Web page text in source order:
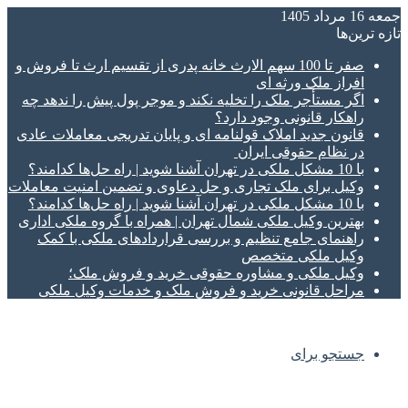
جمعه 16 مرداد 1405
تازه‌ ترین‌ها
صفر تا 100 سهم الارث خانه پدری از تقسیم ارث تا فروش و
افراز ملک ورثه ای
اگر مستأجر ملک را تخلیه نکند و موجر پول پیش را ندهد چه
راهکار قانونی وجود دارد؟
قانون جدید املاک قولنامه ای و پایان تدریجی معاملات عادی
در نظام حقوقی ایران
با 10 مشکل ملکی در تهران آشنا شوید | راه حل‌ها کدامند؟
وکیل برای ملک تجاری و حل دعاوی و تضمین امنیت معاملات
با 10 مشکل ملکی در تهران آشنا شوید | راه حل‌ها کدامند؟
بهترین وکیل ملکی شمال تهران | همراه با گروه ملکی اداری
راهنمای جامع تنظیم و بررسی قراردادهای ملکی با کمک
وکیل ملکی متخصص
وکیل ملکی و مشاوره حقوقی خرید و فروش ملک؛
مراحل قانونی خرید و فروش ملک و خدمات وکیل ملکی
جستجو برای